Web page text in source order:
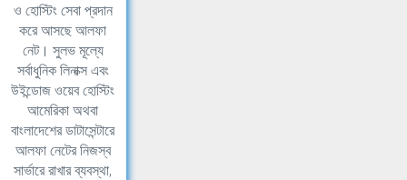
ও হোস্টিং সেবা প্রদান
করে আসছে আলফা
নেট। সুলভ মূল্যে
সর্বাধুনিক লিনাক্স এবং
উইন্ডোজ ওয়েব হোস্টিং
আমেরিকা অথবা
বাংলাদেশের ডাটাসেন্টারে
আলফা নেটের নিজস্ব
সার্ভারে রাখার ব্যবস্থা,